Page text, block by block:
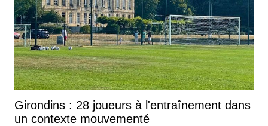
Girondins : 28 joueurs à l'entraînement dans
un contexte mouvementé